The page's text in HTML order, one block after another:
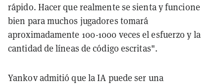
rápido. Hacer que realmente se sienta y funcione
bien para muchos jugadores tomará
aproximadamente 100-1000 veces el esfuerzo y la
cantidad de líneas de código escritas".
Yankov admitió que la IA puede ser una